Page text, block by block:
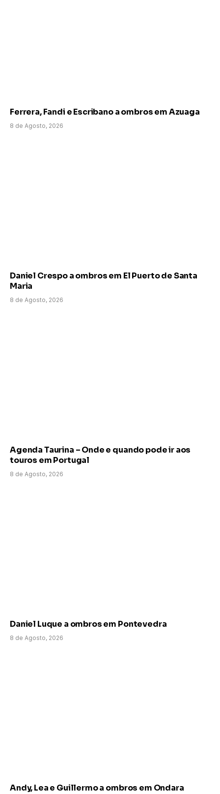
Ferrera, Fandi e Escribano a ombros em Azuaga
8 de Agosto, 2026
Daniel Crespo a ombros em El Puerto de Santa
Maria
8 de Agosto, 2026
Agenda Taurina – Onde e quando pode ir aos
touros em Portugal
8 de Agosto, 2026
Daniel Luque a ombros em Pontevedra
8 de Agosto, 2026
Andy, Lea e Guillermo a ombros em Ondara